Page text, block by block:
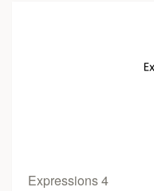
Expressions 4